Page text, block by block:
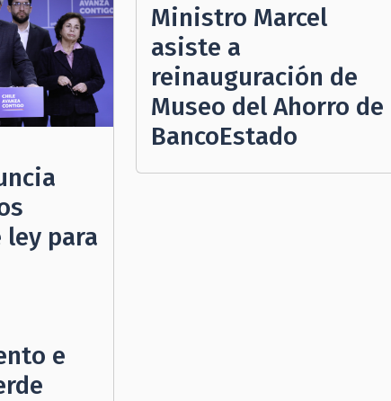
ley para
e
Ministro Marcel
asiste a
reinauguración de
Museo del Ahorro de
BancoEstado